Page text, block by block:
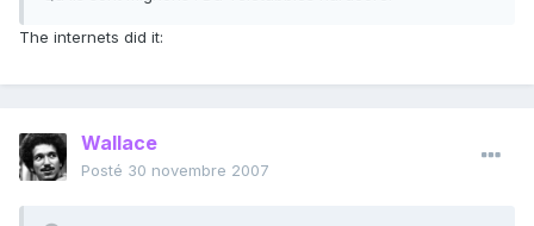
The internets did it:
Wallace
Posté 30 novembre 2007